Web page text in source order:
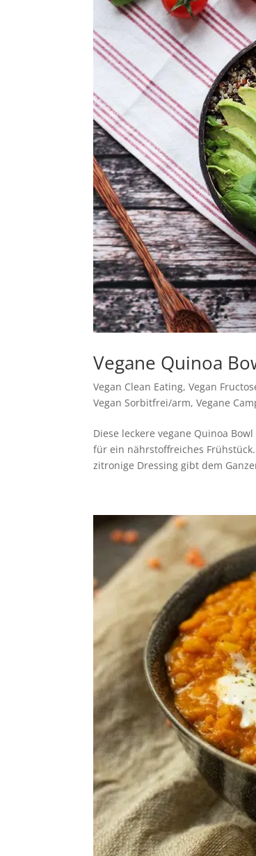
Vegane Quinoa
Vegan Clean Eating,Vegan
Vegan Sorbitfrei/arm,Vegane
Diese leckere vegane Quinoa
für ein nährstoffreiches
zitronige Dressing gibt dem